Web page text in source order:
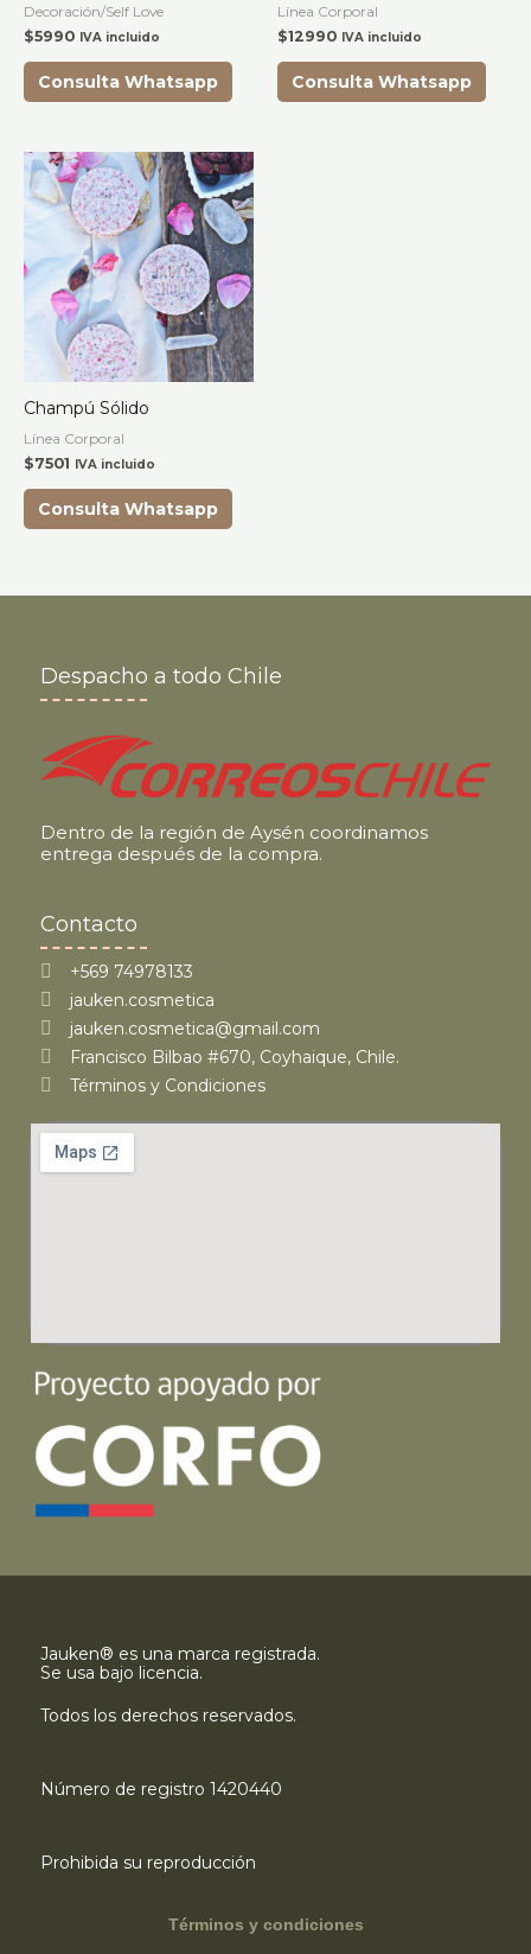
Decoración/Self Love
$5990 IVA incluido
Consulta Whatsapp
Línea Corporal
$12990 IVA incluido
Consulta Whatsapp
Champú Sólido
Línea Corporal
$7501 IVA incluido
Consulta Whatsapp
Despacho a todo Chile
Dentro de la región de Aysén coordinamos
entrega después de la compra.
Contacto
+569 74978133
jauken.cosmetica
jauken.cosmetica@gmail.com
Francisco Bilbao #670, Coyhaique, Chile.
Términos y Condiciones
Jauken® es una marca registrada.
Se usa bajo licencia.
Todos los derechos reservados.
Número de registro 1420440
Prohibida su reproducción
Términos y condiciones